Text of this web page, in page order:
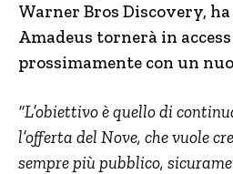
Warner Bros Discovery,
Amadeus tornerà in
prossimamente con un
“L’obiettivo è quello di
l’offerta del Nove, che vuole
sempre più pubblico,